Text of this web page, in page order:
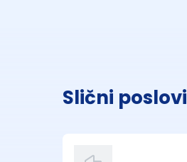
Slični poslovi